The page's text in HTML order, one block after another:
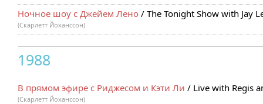
Ночное шоу с Джейем Лено / The Tonight Show with Jay
(Скарлетт Йоханссон)
1988
В прямом эфире с Риджесом и Кэти Ли / Live with Regis
(Скарлетт Йоханссон)